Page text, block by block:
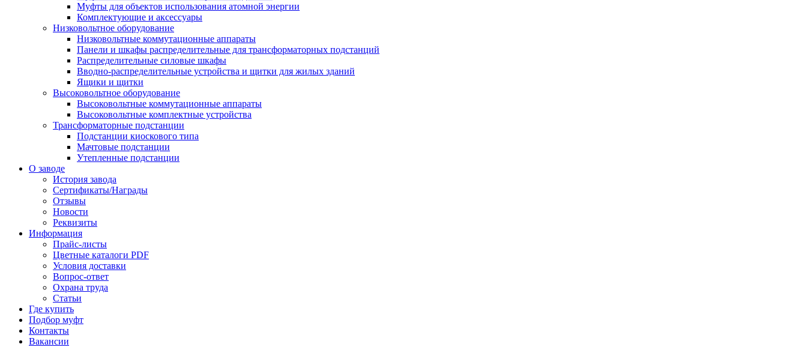
Муфты для объектов использования атомной энергии
Комплектующие и аксессуары
Низковольтное оборудование
Низковольтные коммутационные аппараты
Панели и шкафы распределительные для трансформаторных подстанций
Распределительные силовые шкафы
Вводно-распределительные устройства и щитки для жилых зданий
Ящики и щитки
Высоковольтное оборудование
Высоковольтные коммутационные аппараты
Высоковольтные комплектные устройства
Трансформаторные подстанции
Подстанции киоскового типа
Мачтовые подстанции
Утепленные подстанции
О заводе
История завода
Сертификаты/Награды
Отзывы
Новости
Реквизиты
Информация
Прайс-листы
Цветные каталоги PDF
Условия доставки
Вопрос-ответ
Охрана труда
Статьи
Где купить
Подбор муфт
Контакты
Вакансии